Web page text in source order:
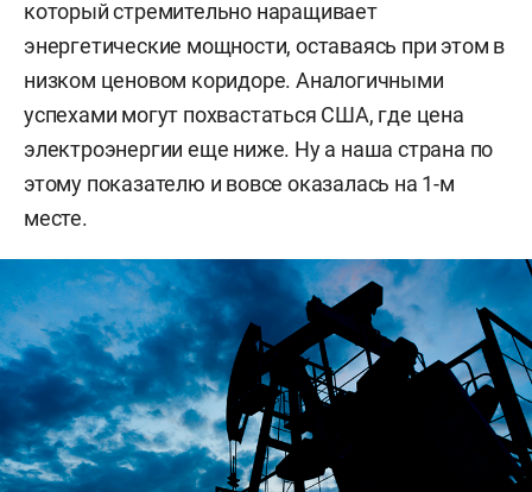
который стремительно наращивает
энергетические мощности, оставаясь при этом в
низком ценовом коридоре. Аналогичными
успехами могут похвастаться США, где цена
электроэнергии еще ниже. Ну а наша страна по
этому показателю и вовсе оказалась на 1-м
месте.